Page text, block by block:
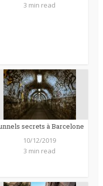
3 min read
secrets à Barcelone
10/12/2019
3 min read